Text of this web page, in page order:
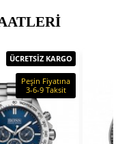
ÜCRETSİZ KARGO
Peşin Fiyatına
3-6-9 Taksit